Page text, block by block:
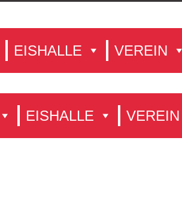
EISHALLE VEREIN
EISHALLE VEREIN